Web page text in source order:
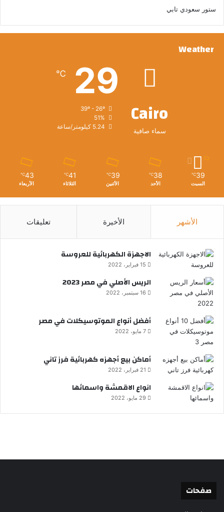
ستور سعودي تابي
Weather
Cairo
سماء صافية
29
℃
39º - 26º
51%
5.24 كيلومتر/ساعة
39
℃
السبت
38
℃
الأحد
39
℃
الأثنين
41
℃
الثلاثاء
43
℃
الأربعاء
الأشهر الأخيرة تعليقات
الاجهزة الكهربائية للعروسة
15 فبراير، 2022
الريس الأصلي في مصر 2023
16 سبتمبر، 2022
أفضل أنواع الموتوسيكلات في مصر
7 مايو، 2022
أماكن بيع أجهزه كهربائية فرز تاني
21 فبراير، 2022
انواع الاقمشة واسمائها
29 مايو، 2022
صفحات